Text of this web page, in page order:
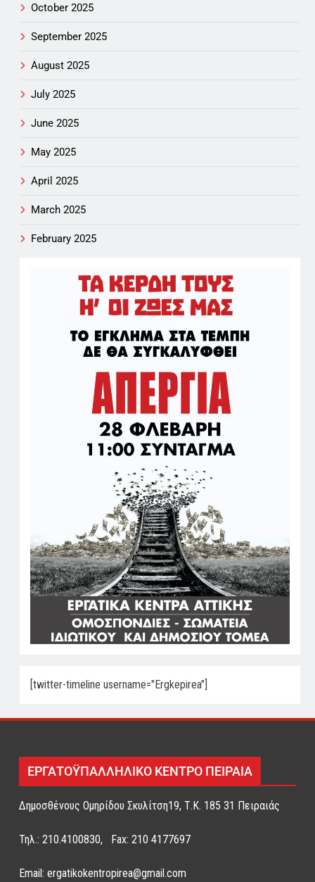
October 2025
September 2025
August 2025
July 2025
June 2025
May 2025
April 2025
March 2025
February 2025
[twitter-timeline username="Ergkepirea"]
ΕΡΓΑΤΟΫΠΑΛΛΗΛΙΚΟ ΚΕΝΤΡΟ ΠΕΙΡΑΙΑ
Δημοσθένους Ομηρίδου Σκυλίτση19, Τ.Κ. 185 31 Πειραιάς
Τηλ.: 210.4100830, Fax: 210 4177697
Email: ergatikokentropirea@gmail.com